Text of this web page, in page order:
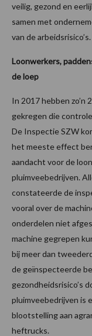
veilig, gezond en
samen met
van de arbeidsrisico’s.
Loonwerkers,
de loep
In 2017 hebben zo’n
gekregen die
De Inspectie SZW
het meeste effect
aandacht voor de
pluimveebedrijven.
constateerde de
vooral over de
onderdelen niet
machine gegrepen
bij meer dan
de geïnspecteerde
gezondheidsrisico’s
pluimveebedrijven is
blootstelling aan
heftrucks.